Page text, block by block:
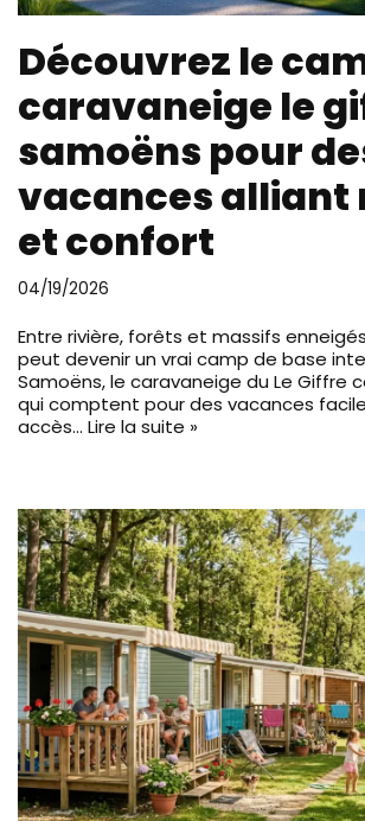
Découvrez le
caravaneige le
samoëns pour
vacances alliant
et confort
04/19/2026
Entre rivière, forêts et massifs
peut devenir un vrai camp de base
Samoëns, le caravaneige du Le Giffre
qui comptent pour des vacances
accès… Lire la suite »